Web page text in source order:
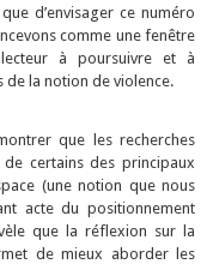
d’envisager ce numéro
comme une fenêtre
à poursuivre et à
la notion de violence.
que les recherches
certains des principaux
(une notion que nous
acte du positionnement
que la réflexion sur la
de mieux aborder les